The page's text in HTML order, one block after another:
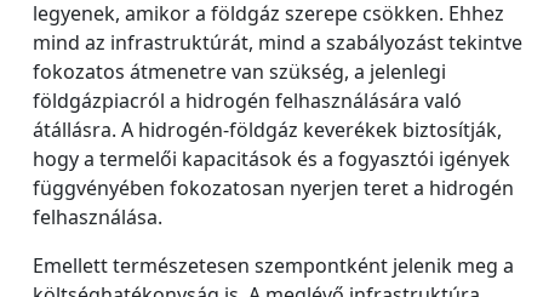
legyenek, amikor a földgáz szerepe csökken. Ehhez
mind az infrastruktúrát, mind a szabályozást tekintve
fokozatos átmenetre van szükség, a jelenlegi
földgázpiacról a hidrogén felhasználására való
átállásra. A hidrogén-földgáz keverékek biztosítják,
hogy a termelői kapacitások és a fogyasztói igények
függvényében fokozatosan nyerjen teret a hidrogén
felhasználása.
Emellett természetesen szempontként jelenik meg a